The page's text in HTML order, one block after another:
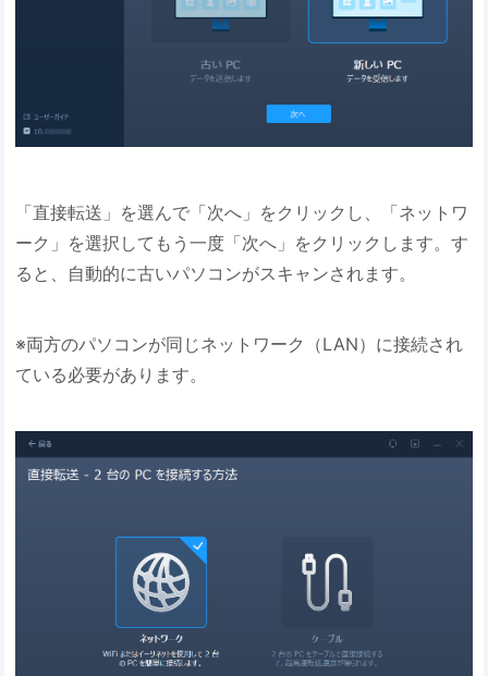
「直接転送」を選んで「次へ」をクリックし、「ネットワ
ーク」を選択してもう一度「次へ」をクリックします。す
ると、自動的に古いパソコンがスキャンされます。
※両方のパソコンが同じネットワーク（LAN）に接続され
ている必要があります。